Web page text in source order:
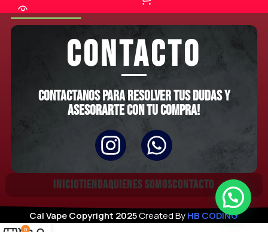
CONTACTO
Contactanos para resolver tus dudas y
asesorarte con tu compra!
INICIOTIENDAQUIENES SOMOSCONTACTO
Cal VapeCopyright 2025Created ByHB CODING
0